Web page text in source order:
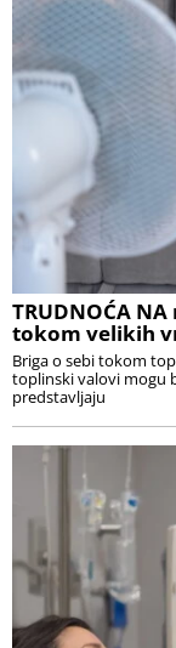
TRUDNOĆA
tokom velikih
Briga o sebi tokom
toplinski valovi mogu
predstavljaju